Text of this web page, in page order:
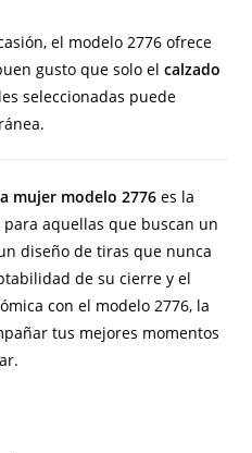
el modelo 2776 ofrece
gusto que solo elcalzado
seleccionadas puede
mujer modelo 2776 es la
aquellas que buscan un
diseño de tiras que nunca
de su cierre y el
con el modelo 2776, la
tus mejores momentos